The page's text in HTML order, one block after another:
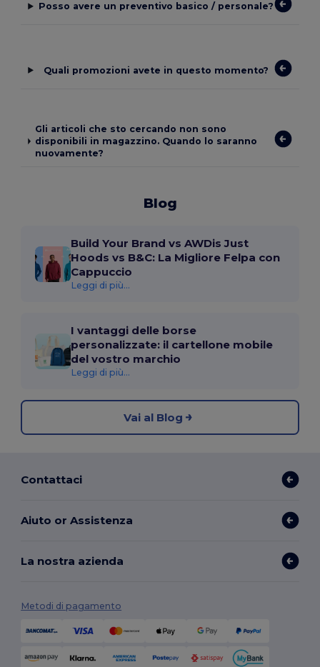
Posso avere un preventivo basico / personale?
Quali promozioni avete in questo momento?
Gli articoli che sto cercando non sono
disponibili in magazzino. Quando lo saranno
nuovamente?
Blog
Build Your Brand vs AWDis Just
Hoods vs B&C: La Migliore Felpa con
Cappuccio
Leggi di più...
I vantaggi delle borse
personalizzate: il cartellone mobile
del vostro marchio
Leggi di più...
Vai al Blog
Contattaci
Aiuto or Assistenza
La nostra azienda
Metodi di pagamento